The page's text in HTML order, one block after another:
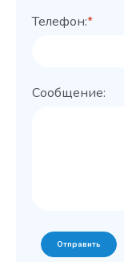
Телефон:*
Сообщение:
Отправить